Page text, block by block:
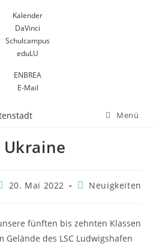
Kalender
DaVinci
Schulcampus
eduLU
ENBREA
E-Mail
Menü
20. Mai 2022
Beitrags-
Neuigkeiten
fünften bis zehnten Klassen
des LSC Ludwigshafen